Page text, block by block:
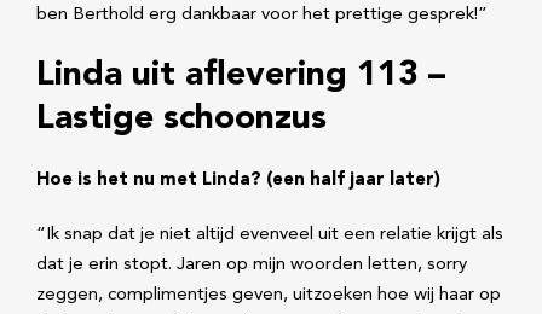
ben Berthold erg dankbaar voor het prettige gesprek!”
Linda uit aflevering 113 –
Lastige schoonzus
Hoe is het nu met Linda? (een half jaar later)
“Ik snap dat je niet altijd evenveel uit een relatie krijgt als
dat je erin stopt. Jaren op mijn woorden letten, sorry
zeggen, complimentjes geven, uitzoeken hoe wij haar op